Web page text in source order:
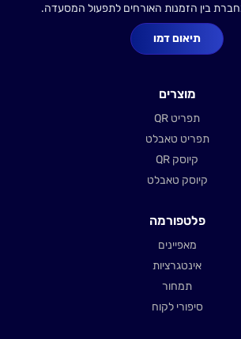
תיאום דמו
מוצרים
תפריט QR
תפריט טאבלט
קיוסק QR
קיוסק טאבלט
פלטפורמה
מאפיינים
אינטגרציות
תמחור
סיפורי לקוח